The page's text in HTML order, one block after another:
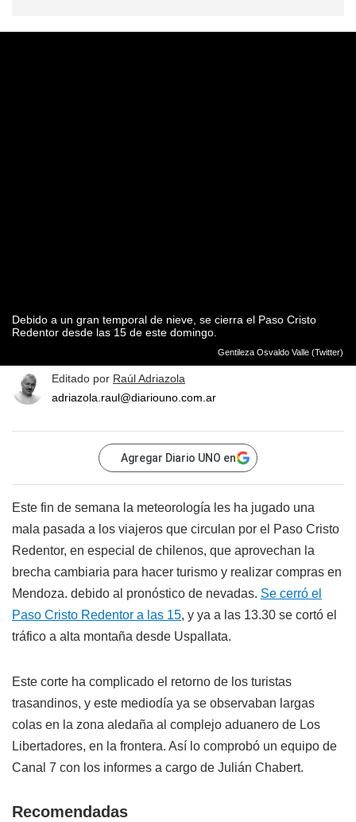
Debido a un gran temporal de nieve, se cierra el Paso Cristo
Redentor desde las 15 de este domingo.
Gentileza Osvaldo Valle (Twitter)
Editado por Raúl Adriazola
adriazola.raul@diariouno.com.ar
Agregar Diario UNO en
Este fin de semana la meteorología les ha jugado una
mala pasada a los viajeros que circulan por el Paso Cristo
Redentor, en especial de chilenos, que aprovechan la
brecha cambiaria para hacer turismo y realizar compras en
Mendoza. debido al pronóstico de nevadas. Se cerró el
Paso Cristo Redentor a las 15, y ya a las 13.30 se cortó el
tráfico a alta montaña desde Uspallata.
Este corte ha complicado el retorno de los turistas
trasandinos, y este mediodía ya se observaban largas
colas en la zona aledaña al complejo aduanero de Los
Libertadores, en la frontera. Así lo comprobó un equipo de
Canal 7 con los informes a cargo de Julián Chabert.
Recomendadas